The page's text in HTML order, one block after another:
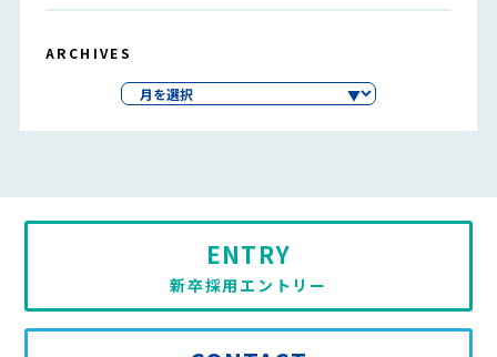
ARCHIVES
ENTRY
新卒採用エントリー